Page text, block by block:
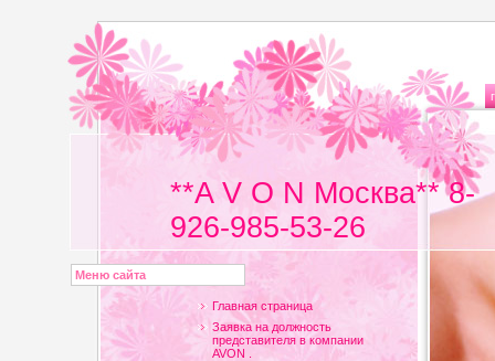
**A V O N Москва** 8-
926-985-53-26
Меню сайта
Главная страница
Заявка на должность
представителя в компании
AVON .